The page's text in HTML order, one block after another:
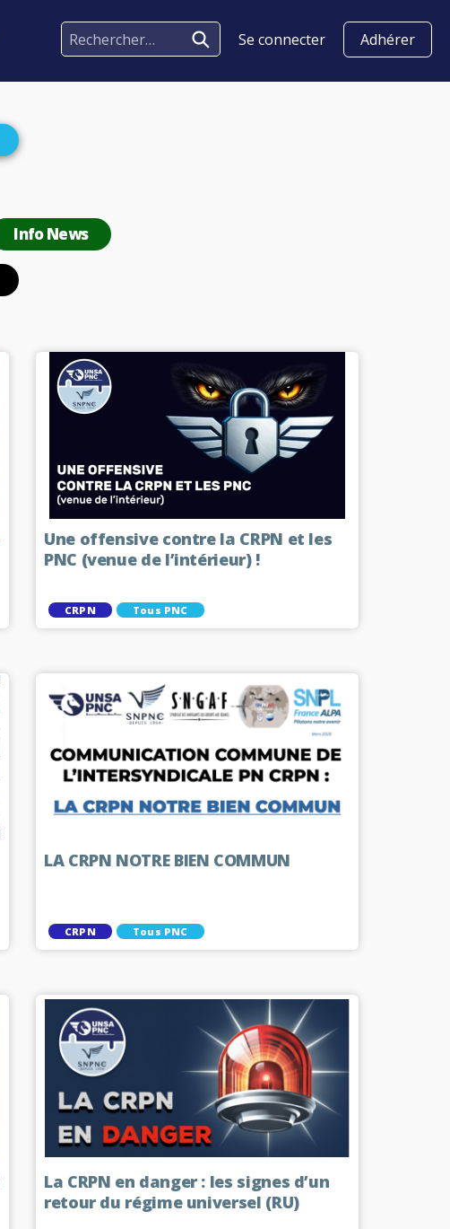
Se connecter Adhérer
Info News
Une offensive contre la CRPN et les
PNC (venue de l’intérieur) !
CRPN Tous PNC
LA CRPN NOTRE BIEN COMMUN
CRPN Tous PNC
La CRPN en danger : les signes d’un
retour du régime universel (RU)